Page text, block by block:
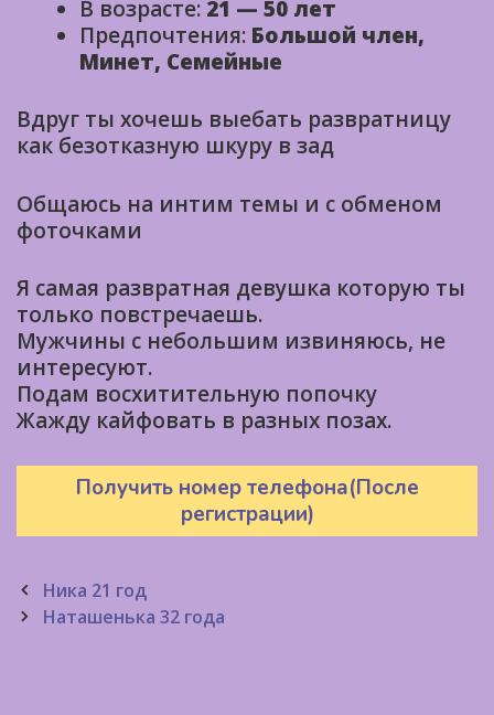
В возрасте: 21 — 50 лет
Предпочтения: Большой член,
Минет, Семейные
Вдруг ты хочешь выебать развратницу
как безотказную шкуру в зад
Общаюсь на интим темы и с обменом
фоточками
Я самая развратная девушка которую ты
только повстречаешь.
Мужчины с небольшим извиняюсь, не
интересуют.
Подам восхитительную попочку
Жажду кайфовать в разных позах.
Получить номер телефона(После
регистрации)
Post
navigation
Ника 21 год
Наташенька 32 года